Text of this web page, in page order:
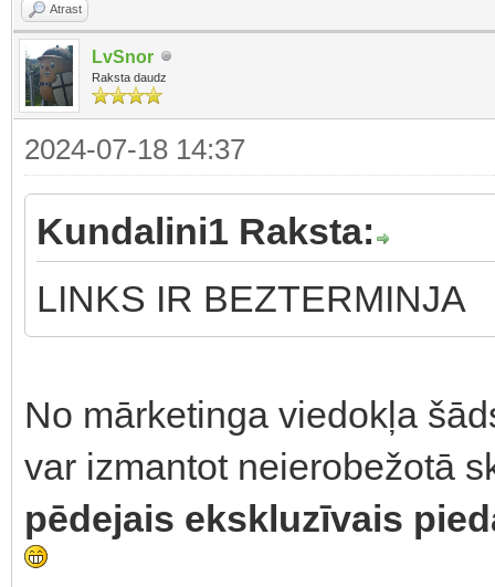
Atrast
LvSnor
Raksta daudz
2024-07-18 14:37
Kundalini1 Raksta:
LINKS IR BEZTERMINJA
No mārketinga viedokļa
var izmantot neierobežotā
pēdejais ekskluzīvais